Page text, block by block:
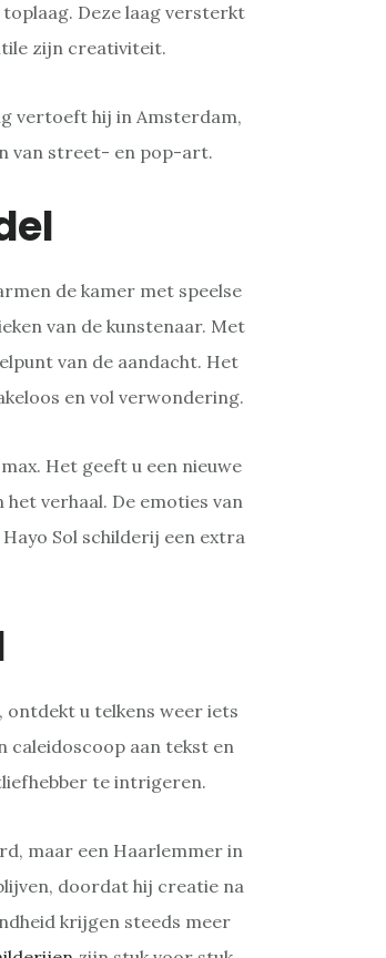
Deze laag versterkt
zijn creativiteit.
vertoeft hij in Amsterdam,
van street- en pop-art.
de kamer met speelse
van de kunstenaar. Met
van de aandacht. Het
en vol verwondering.
Het geeft u een nieuwe
verhaal. De emoties van
Sol schilderij een extra
, ontdekt u telkens weer iets
caleidoscoop aan tekst en
te intrigeren.
maar een Haarlemmer in
doordat hij creatie na
krijgen steeds meer